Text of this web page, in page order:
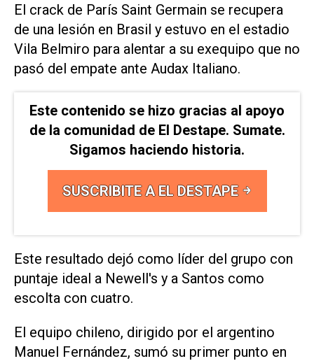
El crack de París Saint Germain se recupera
de una lesión en Brasil y estuvo en el estadio
Vila Belmiro para alentar a su exequipo que no
pasó del empate ante Audax Italiano.
Este contenido se hizo gracias al apoyo
de la comunidad de El Destape. Sumate.
Sigamos haciendo historia.
SUSCRIBITE A EL DESTAPE
Este resultado dejó como líder del grupo con
puntaje ideal a Newell's y a Santos como
escolta con cuatro.
El equipo chileno, dirigido por el argentino
Manuel Fernández, sumó su primer punto en